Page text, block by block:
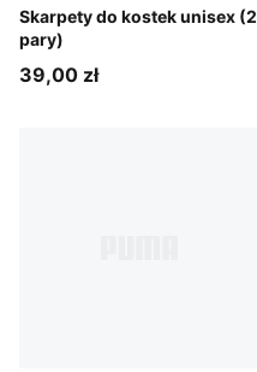
Skarpety do kostek unisex (2
pary)
white
39,00 zł